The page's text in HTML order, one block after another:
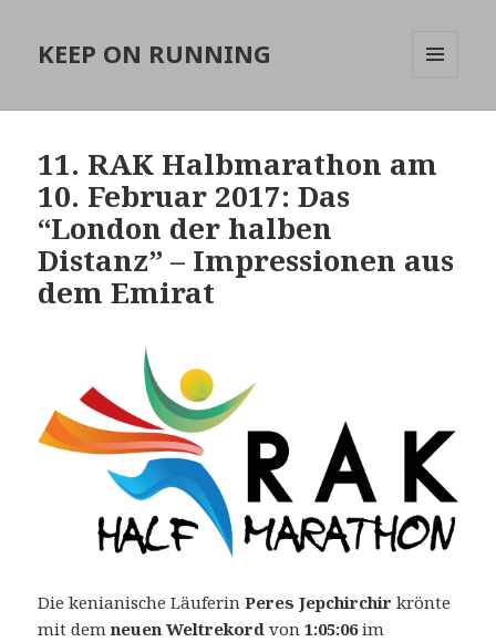
KEEP ON RUNNING
11. RAK Halbmarathon am
10. Februar 2017: Das
“London der halben
Distanz” – Impressionen aus
dem Emirat
Die kenianische LäuferinPeres Jepchirchir krönte
mit demneuen Weltrekord von1:05:06im